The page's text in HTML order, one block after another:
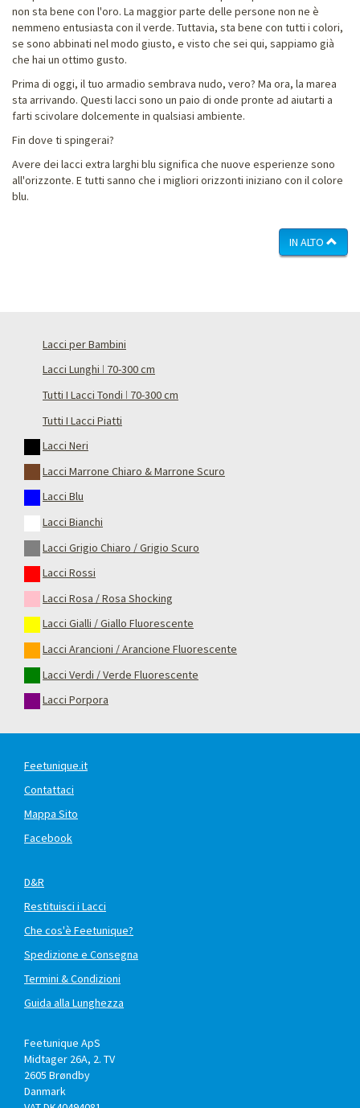
non sta bene con l'oro. La maggior parte delle persone non ne è
nemmeno entusiasta con il verde. Tuttavia, sta bene con tutti i colori,
se sono abbinati nel modo giusto, e visto che sei qui, sappiamo già
che hai un ottimo gusto.
Prima di oggi, il tuo armadio sembrava nudo, vero? Ma ora, la marea
sta arrivando. Questi lacci sono un paio di onde pronte ad aiutarti a
farti scivolare dolcemente in qualsiasi ambiente.
Fin dove ti spingerai?
Avere dei lacci extra larghi blu significa che nuove esperienze sono
all'orizzonte. E tutti sanno che i migliori orizzonti iniziano con il colore
blu.
IN ALTO
Lacci per Bambini
Lacci Lunghi ǀ 70-300 cm
Tutti I Lacci Tondi ǀ 70-300 cm
Tutti I Lacci Piatti
Lacci Neri
Lacci Marrone Chiaro & Marrone Scuro
Lacci Blu
Lacci Bianchi
Lacci Grigio Chiaro / Grigio Scuro
Lacci Rossi
Lacci Rosa / Rosa Shocking
Lacci Gialli / Giallo Fluorescente
Lacci Arancioni / Arancione Fluorescente
Lacci Verdi / Verde Fluorescente
Lacci Porpora
Feetunique.it
Contattaci
Mappa Sito
Facebook
D&R
Restituisci i Lacci
Che cos'è Feetunique?
Spedizione e Consegna
Termini & Condizioni
Guida alla Lunghezza
Feetunique ApS
Midtager 26A, 2. TV
2605 Brøndby
Danmark